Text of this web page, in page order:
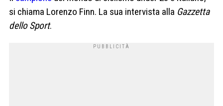
si chiama Lorenzo Finn. La sua intervista alla Gazzetta
dello Sport.